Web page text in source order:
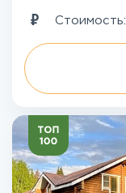
Стоимость: